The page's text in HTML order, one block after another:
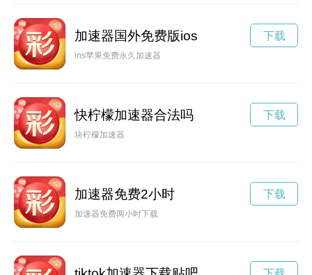
加速器国外免费版ios
ins苹果免费永久加速器
下载
快柠檬加速器合法吗
块柠檬加速器
下载
加速器免费2小时
加速器免费两小时下载
下载